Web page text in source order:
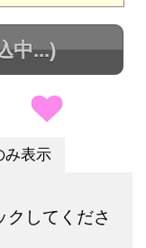
中...)
み表示
クしてくださ